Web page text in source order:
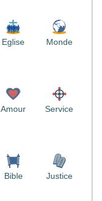
Eglise Monde
Amour Service
Bible Justice